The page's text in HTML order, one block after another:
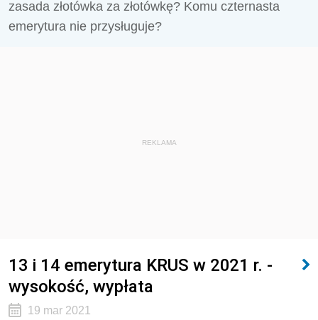
zasada złotówka za złotówkę? Komu czternasta
emerytura nie przysługuje?
REKLAMA
13 i 14 emerytura KRUS w 2021 r. -
wysokość, wypłata
19 mar 2021